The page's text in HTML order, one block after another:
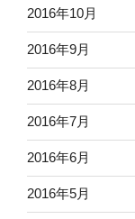
2016年10月
2016年9月
2016年8月
2016年7月
2016年6月
2016年5月